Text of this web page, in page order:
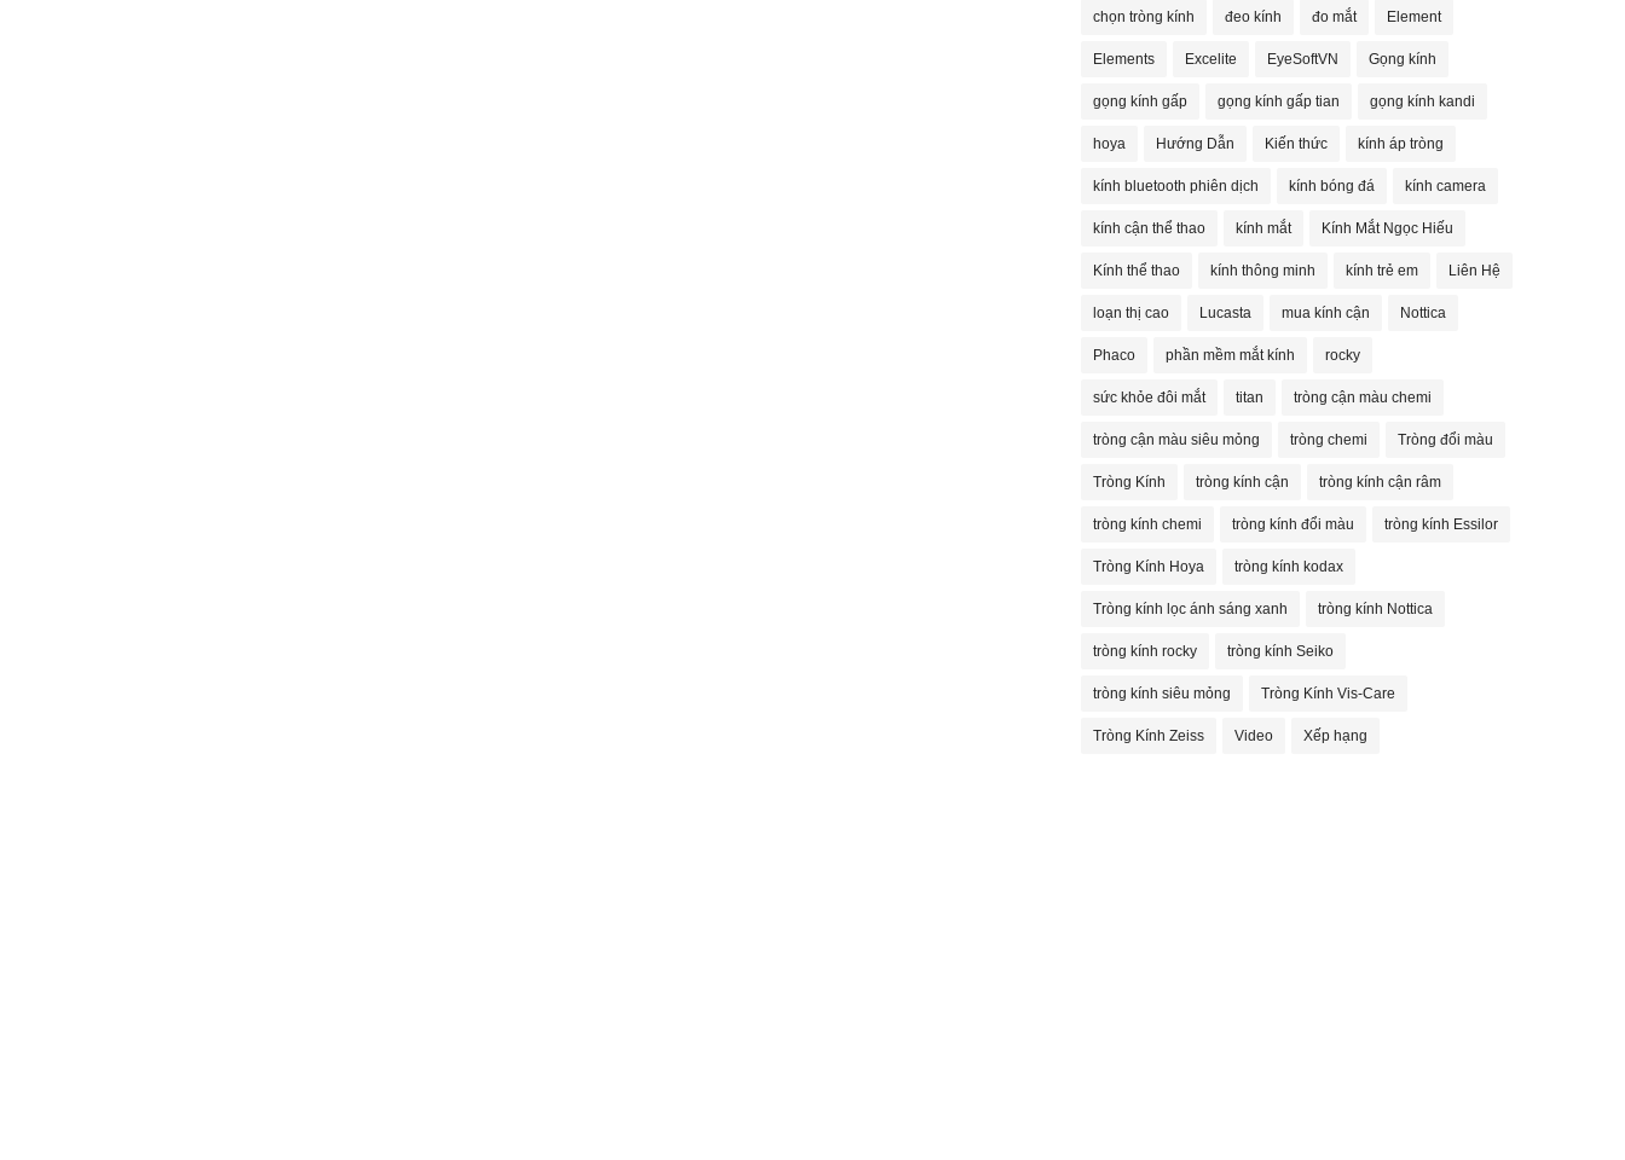
chọn tròng kính đeo kính đo mắt Element
Elements Excelite EyeSoftVN Gọng kính
gọng kính gấp gọng kính gấp tian gọng kính kandi
hoya Hướng Dẫn Kiến thức kính áp tròng
kính bluetooth phiên dịch kính bóng đá kính camera
kính cận thể thao kính mắt Kính Mắt Ngọc Hiếu
Kính thể thao kính thông minh kính trẻ em Liên Hệ
loạn thị cao Lucasta mua kính cận Nottica
Phaco phần mềm mắt kính rocky
sức khỏe đôi mắt titan tròng cận màu chemi
tròng cận màu siêu mỏng tròng chemi Tròng đổi màu
Tròng Kính tròng kính cận tròng kính cận râm
tròng kính chemi tròng kính đổi màu tròng kính Essilor
Tròng Kính Hoya tròng kính kodax
Tròng kính lọc ánh sáng xanh tròng kính Nottica
tròng kính rocky tròng kính Seiko
tròng kính siêu mỏng Tròng Kính Vis-Care
Tròng Kính Zeiss Video Xếp hạng